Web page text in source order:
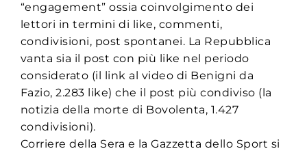
“engagement” ossia coinvolgimento dei
lettori in termini di like, commenti,
condivisioni, post spontanei. La Repubblica
vanta sia il post con più like nel periodo
considerato (il link al video di Benigni da
Fazio, 2.283 like) che il post più condiviso (la
notizia della morte di Bovolenta, 1.427
condivisioni).
Corriere della Sera e la Gazzetta dello Sport si